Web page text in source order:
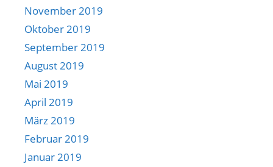
November 2019
Oktober 2019
September 2019
August 2019
Mai 2019
April 2019
März 2019
Februar 2019
Januar 2019